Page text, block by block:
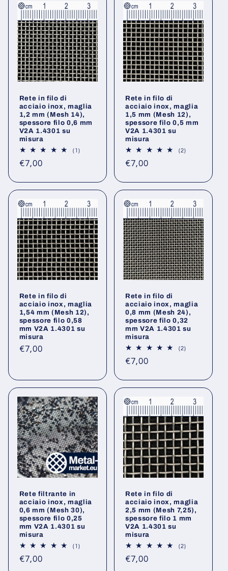
Rete in filo di
acciaio inox, maglia
1,2 mm (Mesh 14),
spessore filo 0,6 mm
V2A 1.4301 su
misura
(1)1
Prezzo
€7,00
Rete in filo di
acciaio inox, maglia
1,5 mm (Mesh 12),
spessore filo 0,5 mm
V2A 1.4301 su
misura
(2)2
Prezzo
€7,00
Rete in filo di
acciaio inox, maglia
1,54 mm (Mesh 12),
spessore filo 0,58
mm V2A 1.4301 su
misura
Prezzo
€7,00
Rete in filo di
acciaio inox, maglia
0,8 mm (Mesh 24),
spessore filo 0,32
mm V2A 1.4301 su
misura
(2)2
Prezzo
€7,00
Rete filtrante in
acciaio inox, maglia
0,6 mm (Mesh 30),
spessore filo 0,25
mm V2A 1.4301 su
misura
(1)1
Prezzo
€7,00
Rete in filo di
acciaio inox, maglia
2,5 mm (Mesh 7,25),
spessore filo 1 mm
V2A 1.4301 su
misura
(2)2
Prezzo
€7,00